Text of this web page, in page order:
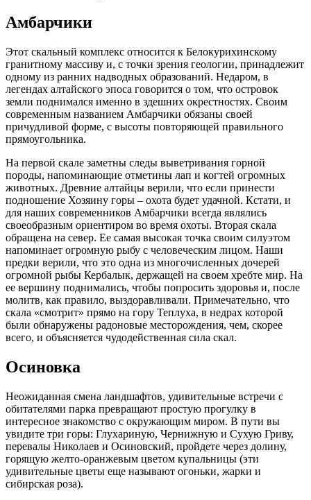
Амбарчики
Этот скальный комплекс относится к Белокурихинскому
гранитному массиву и, с точки зрения геологии, принадлежит
одному из ранних надводных образований. Недаром, в
легендах алтайского эпоса говорится о том, что островок
земли поднимался именно в здешних окрестностях. Своим
современным названием Амбарчики обязаны своей
причудливой форме, с высоты повторяющей правильного
прямоугольника.
На первой скале заметны следы выветривания горной
породы, напоминающие отметины лап и когтей огромных
животных. Древние алтайцы верили, что если принести
подношение Хозяину горы – охота будет удачной. Кстати, и
для наших современников Амбарчики всегда являлись
своеобразным ориентиром во время охоты. Вторая скала
обращена на север. Ее самая высокая точка своим силуэтом
напоминает огромную рыбу с человеческим лицом. Наши
предки верили, что это одна из многочисленных дочерей
огромной рыбы Кербалык, держащей на своем хребте мир. На
ее вершину поднимались, чтобы попросить здоровья и, после
молитв, как правило, выздоравливали. Примечательно, что
скала «смотрит» прямо на гору Теплуха, в недрах которой
были обнаружены радоновые месторождения, чем, скорее
всего, и объясняется чудодейственная сила скал.
Осиновка
Неожиданная смена ландшафтов, удивительные встречи с
обитателями парка превращают простую прогулку в
интересное знакомство с окружающим миром. В пути вы
увидите три горы: Глухариную, Чернижную и Сухую Гриву,
перевалы Николаев и Осиновский, пройдете через долину,
горящую желто-оранжевым цветом купальницы (эти
удивительные цветы еще называют огоньки, жарки и
сибирская роза).